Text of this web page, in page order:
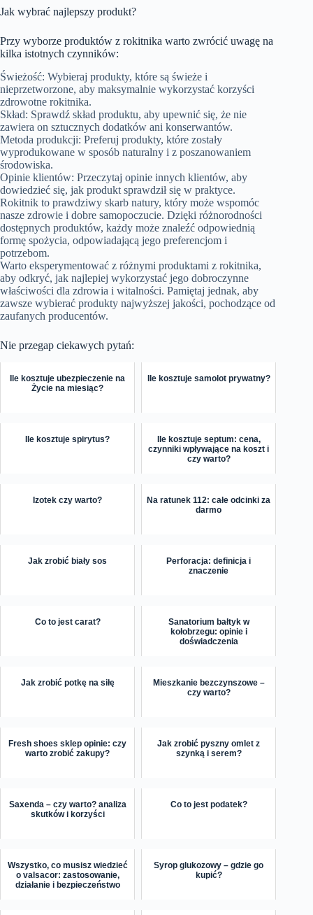
Jak wybrać najlepszy produkt?
Przy wyborze produktów z rokitnika warto zwrócić uwagę na
kilka istotnych czynników:
Świeżość: Wybieraj produkty, które są świeże i
nieprzetworzone, aby maksymalnie wykorzystać korzyści
zdrowotne rokitnika.
Skład: Sprawdź skład produktu, aby upewnić się, że nie
zawiera on sztucznych dodatków ani konserwantów.
Metoda produkcji: Preferuj produkty, które zostały
wyprodukowane w sposób naturalny i z poszanowaniem
środowiska.
Opinie klientów: Przeczytaj opinie innych klientów, aby
dowiedzieć się, jak produkt sprawdził się w praktyce.
Rokitnik to prawdziwy skarb natury, który może wspomóc
nasze zdrowie i dobre samopoczucie. Dzięki różnorodności
dostępnych produktów, każdy może znaleźć odpowiednią
formę spożycia, odpowiadającą jego preferencjom i
potrzebom.
Warto eksperymentować z różnymi produktami z rokitnika,
aby odkryć, jak najlepiej wykorzystać jego dobroczynne
właściwości dla zdrowia i witalności. Pamiętaj jednak, aby
zawsze wybierać produkty najwyższej jakości, pochodzące od
zaufanych producentów.
Nie przegap ciekawych pytań:
Ile kosztuje ubezpieczenie na
Życie na miesiąc?
Ile kosztuje samolot prywatny?
Ile kosztuje spirytus?
Ile kosztuje septum: cena,
czynniki wpływające na koszt i
czy warto?
Izotek czy warto?
Na ratunek 112: całe odcinki za
darmo
Jak zrobić biały sos
Perforacja: definicja i
znaczenie
Co to jest carat?
Sanatorium bałtyk w
kołobrzegu: opinie i
doświadczenia
Jak zrobić potkę na siłę
Mieszkanie bezczynszowe –
czy warto?
Fresh shoes sklep opinie: czy
warto zrobić zakupy?
Jak zrobić pyszny omlet z
szynką i serem?
Saxenda – czy warto? analiza
skutków i korzyści
Co to jest podatek?
Wszystko, co musisz wiedzieć
o valsacor: zastosowanie,
działanie i bezpieczeństwo
Syrop glukozowy – gdzie go
kupić?